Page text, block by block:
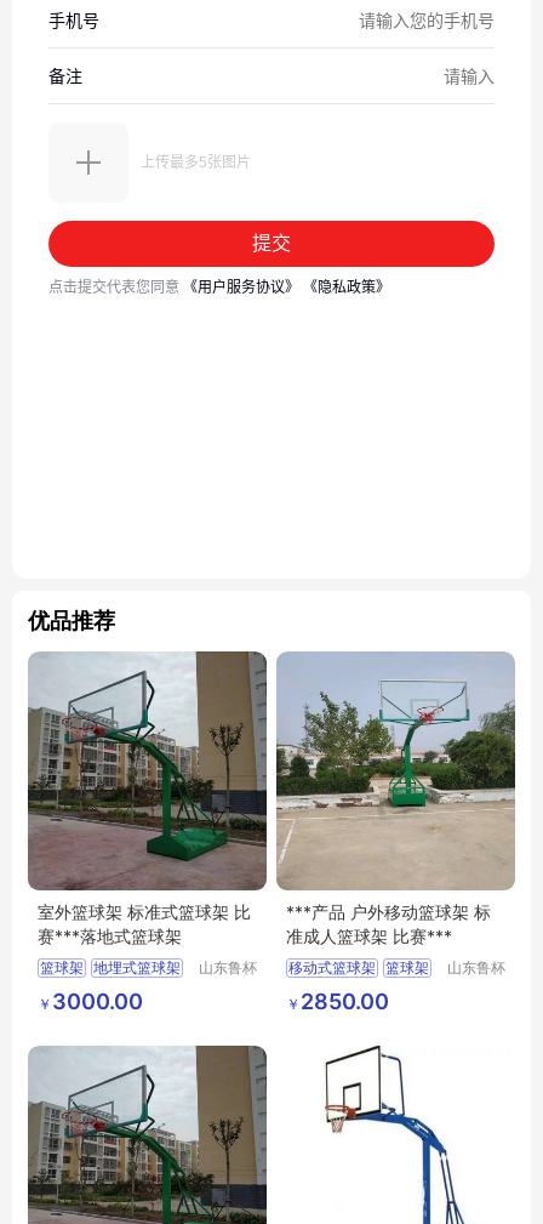
优品推荐
室外篮球架 标准式篮球架 比
赛***落地式篮球架
篮球架 地埋式篮球架
比赛
山东鲁杯
￥ 3000.00
***产品 户外移动篮球架 标
准成人篮球架 比赛***
移动式篮球架 篮球架
户外篮球架
山东鲁杯
￥ 2850.00